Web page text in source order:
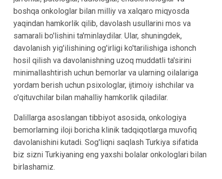
boshqa onkologlar bilan milliy va xalqaro miqyosda
yaqindan hamkorlik qilib, davolash usullarini mos va
samarali bo'lishini ta'minlaydilar. Ular, shuningdek,
davolanish yig'ilishining og'irligi ko'tarilishiga ishonch
hosil qilish va davolanishning uzoq muddatli ta'sirini
minimallashtirish uchun bemorlar va ularning oilalariga
yordam berish uchun psixologlar, ijtimoiy ishchilar va
o'qituvchilar bilan mahalliy hamkorlik qiladilar.
Dalillarga asoslangan tibbiyot asosida, onkologiya
bemorlarning iloji boricha klinik tadqiqotlarga muvofiq
davolanishini kutadi. Sog'liqni saqlash Turkiya sifatida
biz sizni Turkiyaning eng yaxshi bolalar onkologlari bilan
birlashamiz.